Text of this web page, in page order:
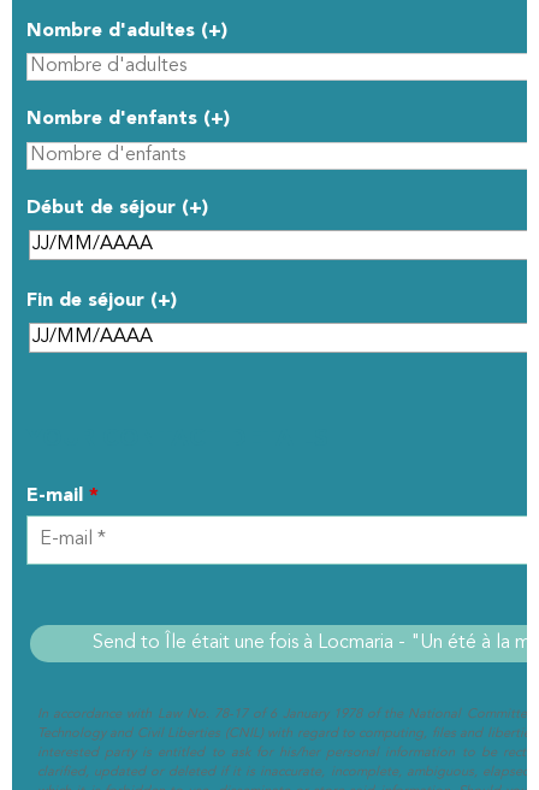
Nombre d'adultes (+)
Nombre d'enfants (+)
Début de séjour (+)
Fin de séjour (+)
E-mail *
In accordance with Law No. 78-17 of 6 January 1978 of the National
Technology and Civil Liberties (CNIL) with regard to computing, files and liberties
interested party is entitled to ask for his/her personal information to be
clarified, updated or deleted if it is inaccurate, incomplete, ambiguous, elapsed